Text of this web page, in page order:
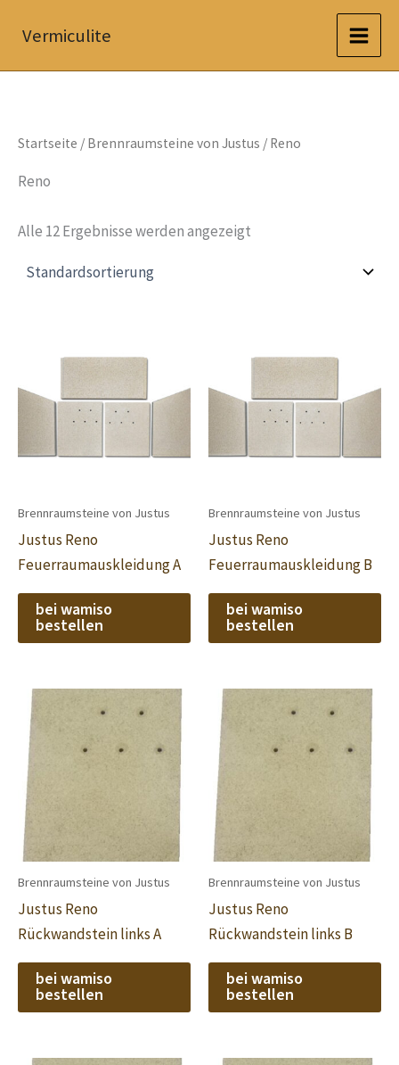
InhaltVermiculite
Startseite / Brennraumsteine von Justus / Reno
Reno
Alle 12 Ergebnisse werden angezeigt
Brennraumsteine von Justus
Justus Reno
Feuerraumauskleidung A
bei wamiso
bestellen
Brennraumsteine von Justus
Justus Reno
Feuerraumauskleidung B
bei wamiso
bestellen
Brennraumsteine von Justus
Justus Reno
Rückwandstein links A
bei wamiso
bestellen
Brennraumsteine von Justus
Justus Reno
Rückwandstein links B
bei wamiso
bestellen